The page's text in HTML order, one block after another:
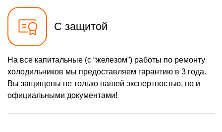
С защитой
На все капитальные (с “железом”) работы по ремонту
холодильников мы предоставляем гарантию в 3 года.
Вы защищены не только нашей экспертностью, но и
официальными документами!